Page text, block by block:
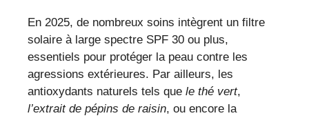
En 2025, de nombreux soins intègrent un filtre
solaire à large spectre SPF 30 ou plus,
essentiels pour protéger la peau contre les
agressions extérieures. Par ailleurs, les
antioxydants naturels tels que le thé vert,
l’extrait de pépins de raisin, ou encore la